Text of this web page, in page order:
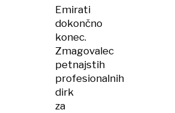
Emirati
dokončno
konec.
Zmagovalec
petnajstih
profesionalnih
dirk
za